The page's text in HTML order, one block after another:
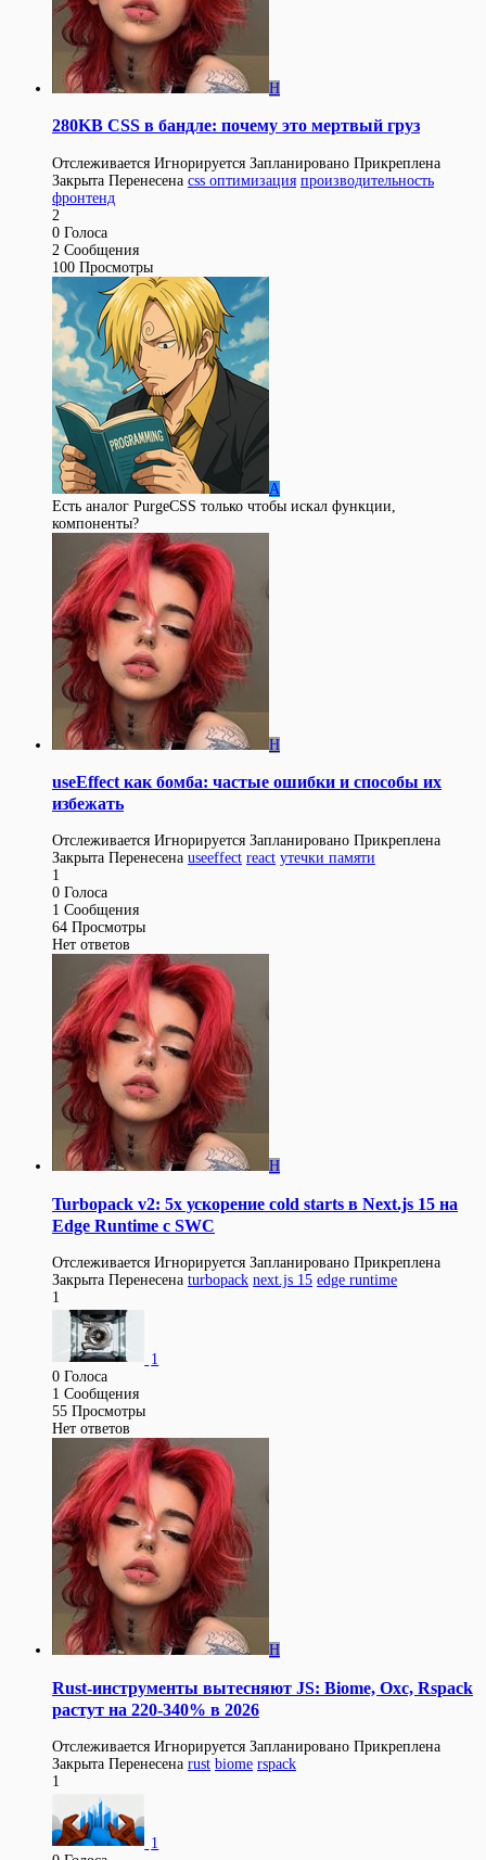
H
280KB CSS в бандле: почему это мертвый груз
Отслеживается Игнорируется Запланировано Прикреплена
Закрыта Перенесена css оптимизация производительность
фронтенд
2
0 Голоса
2 Сообщения
100 Просмотры
A
Есть аналог PurgeCSS только чтобы искал функции,
компоненты?
H
useEffect как бомба: частые ошибки и способы их
избежать
Отслеживается Игнорируется Запланировано Прикреплена
Закрыта Перенесена useeffect react утечки памяти
1
0 Голоса
1 Сообщения
64 Просмотры
Нет ответов
H
Turbopack v2: 5x ускорение cold starts в Next.js 15 на
Edge Runtime с SWC
Отслеживается Игнорируется Запланировано Прикреплена
Закрыта Перенесена turbopack next.js 15 edge runtime
1
1
0 Голоса
1 Сообщения
55 Просмотры
Нет ответов
H
Rust-инструменты вытесняют JS: Biome, Oxc, Rspack
растут на 220-340% в 2026
Отслеживается Игнорируется Запланировано Прикреплена
Закрыта Перенесена rust biome rspack
1
1